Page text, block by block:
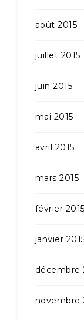
août 2015
juillet 2015
juin 2015
mai 2015
avril 2015
mars 2015
février 2015
janvier
décembre
novembre